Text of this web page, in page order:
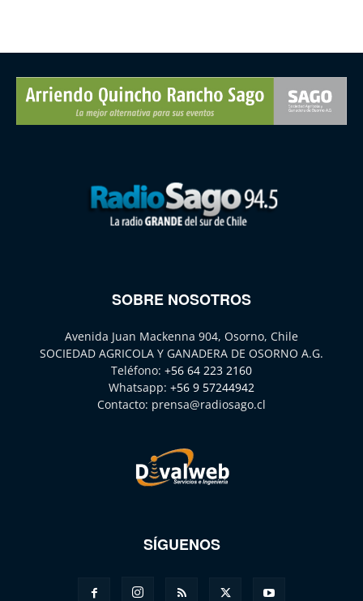
SOBRE NOSOTROS
Avenida Juan Mackenna 904, Osorno, Chile
SOCIEDAD AGRICOLA Y GANADERA DE OSORNO A.G.
Teléfono: +56 64 223 2160
Whatsapp: +56 9 57244942
Contacto: prensa@radiosago.cl
SÍGUENOS